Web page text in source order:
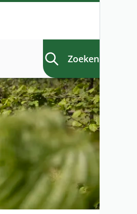
Zoeken